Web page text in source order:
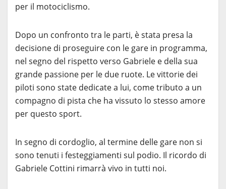
per il motociclismo.
Dopo un confronto tra le parti, è stata presa la
decisione di proseguire con le gare in programma,
nel segno del rispetto verso Gabriele e della sua
grande passione per le due ruote. Le vittorie dei
piloti sono state dedicate a lui, come tributo a un
compagno di pista che ha vissuto lo stesso amore
per questo sport.
In segno di cordoglio, al termine delle gare non si
sono tenuti i festeggiamenti sul podio. Il ricordo di
Gabriele Cottini rimarrà vivo in tutti noi.